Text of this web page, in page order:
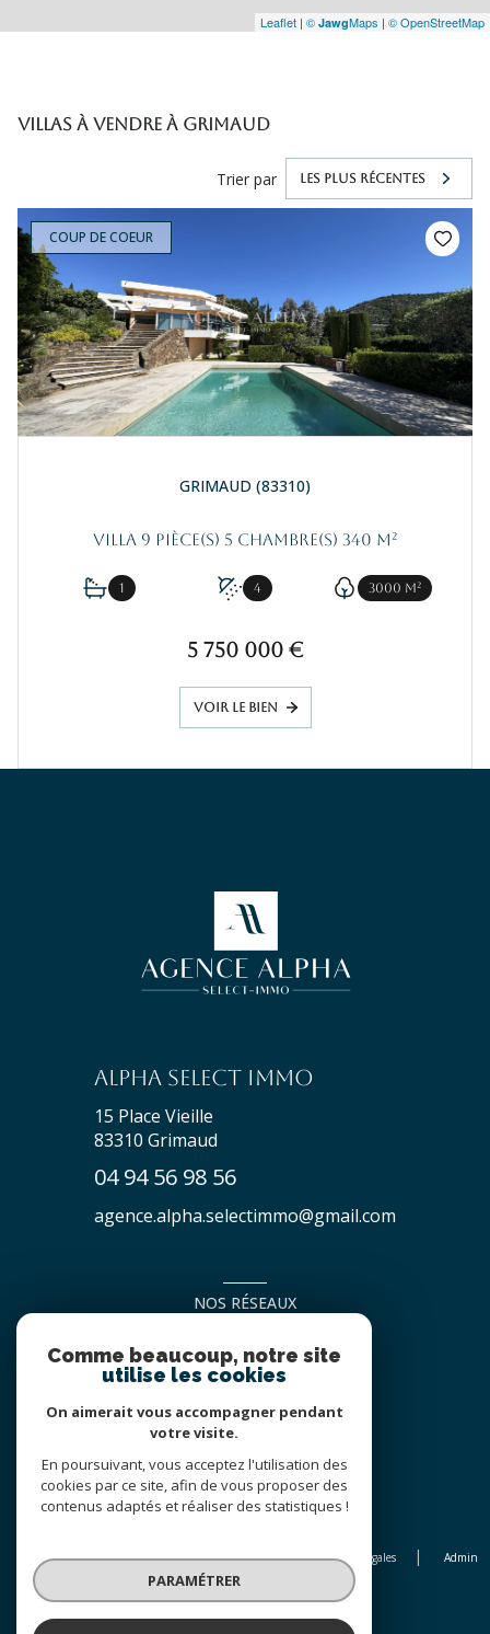
Leaflet | © JawgMaps | © OpenStreetMap
Villas à vendre à Grimaud
Trier par LES PLUS RÉCENTES
COUP DE COEUR
GRIMAUD (83310)
Villa 9 pièce(s) 5 chambre(s) 340 m²
1 4 3000 m²
5 750 000 €
VOIR LE BIEN
Alpha Select Immo
15 Place Vieille
83310 Grimaud
04 94 56 98 56
agence.alpha.selectimmo@gmail.com
NOS RÉSEAUX
NOUS SUIVRE
Nos honoraires
Nos partenaires Mentions légales
Admin
Politique RGPD
Cookies
Comme beaucoup, notre site
utilise les cookies
On aimerait vous accompagner pendant
votre visite.
En poursuivant, vous acceptez l'utilisation des
cookies par ce site, afin de vous proposer des
contenus adaptés et réaliser des statistiques !
PARAMÉTRER